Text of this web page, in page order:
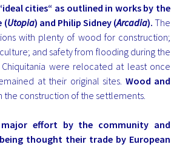
cities“ as outlined in works by the
(Utopia) and Philip Sidney (Arcadia). The
with plenty of wood for construction;
and safety from flooding during the
were relocated at least once
at their original sites. Wood and
the construction of the settlements.
effort by the community and
thought their trade by European